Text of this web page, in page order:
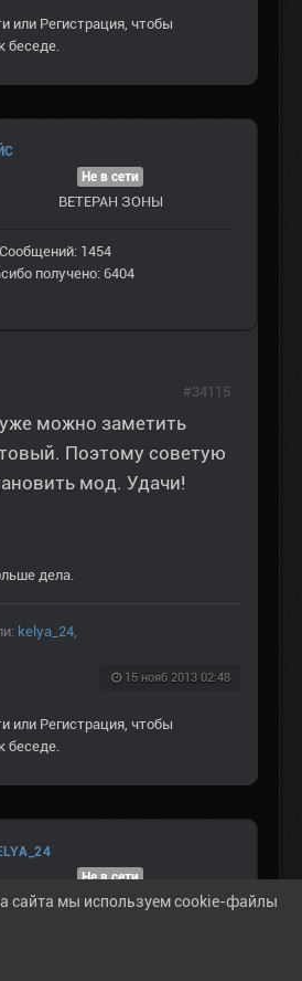
или Регистрация, чтобы
беседе.
Не в сети
ВЕТЕРАН ЗOНЫ
Сообщений: 1454
получено: 6404
уже можно заметить
Поэтому советую
мод. Удачи!
дела.
kelya_24,
15 нояб 2013 02:48
#34115
или Регистрация, чтобы
беседе.
Не в сети
НОВИЧОК
сайта мы используем cookie-файлы